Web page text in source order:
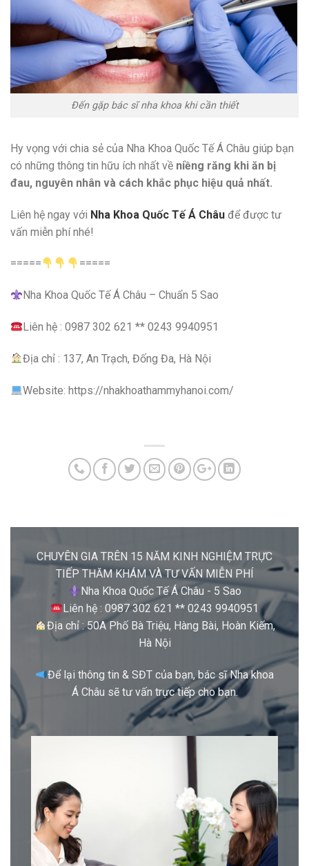
Đến gặp bác sĩ nha khoa khi cần thiết
Hy vọng với chia sẻ của Nha Khoa Quốc Tế Á Châu giúp bạn
có những thông tin hữu ích nhất về niềng răng khi ăn bị
đau, nguyên nhân và cách khắc phục hiệu quả nhất.
Liên hệ ngay với Nha Khoa Quốc Tế Á Châu để được tư
vấn miễn phí nhé!
===== =====
Nha Khoa Quốc Tế Á Châu – Chuẩn 5 Sao
Liên hệ : 0987 302 621 ** 0243 9940951
Địa chỉ : 137, An Trạch, Đống Đa, Hà Nội
Website: https://nhakhoathammyhanoi.com/
CHUYÊN GIA TRÊN 15 NĂM KINH NGHIỆM TRỰC
TIẾP THĂM KHÁM VÀ TƯ VẤN MIỄN PHÍ
Nha Khoa Quốc Tế Á Châu - 5 Sao
Liên hệ : 0987 302 621 ** 0243 9940951
Địa chỉ : 50A Phố Bà Triệu, Hàng Bài, Hoàn Kiếm,
Hà Nội
Để lại thông tin & SĐT của bạn, bác sĩ Nha khoa
Á Châu sẽ tư vấn trực tiếp cho bạn.